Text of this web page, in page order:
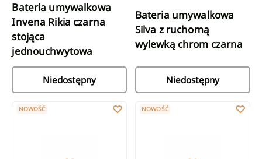
Bateria umywalkowa
Invena Rikia czarna
stojąca
jednouchwytowa
Niedostępny
Bateria umywalkowa
Silva z ruchomą
wylewką chrom czarna
Niedostępny
Bateria umywalkowa Invena Silva grafitowa z ruchomą wylewką
NOWOŚĆ Bateria umywalkowa Silva
NOWOŚĆ